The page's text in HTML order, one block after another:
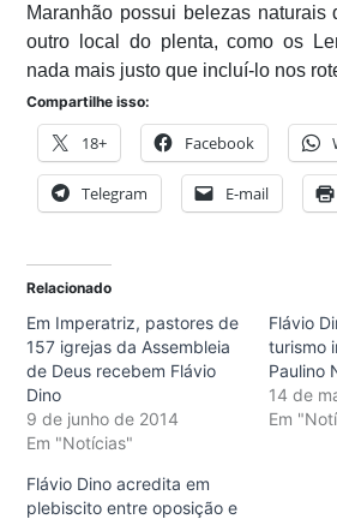
Maranhão possui belezas naturais
outro local do plenta, como os
nada mais justo que incluí-lo nos
Compartilhe isso:
18+ Facebook
Telegram E-mail
Relacionado
Em Imperatriz, pastores de
157 igrejas da Assembleia
de Deus recebem Flávio
Dino
9 de junho de 2014
Em "Notícias"
Flávio
turismo
Paulino
14 de
Em
Flávio Dino acredita em
plebiscito entre oposição e